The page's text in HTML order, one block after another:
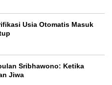
Usia Otomatis Masuk
Sribhawono: Ketika
Jiwa